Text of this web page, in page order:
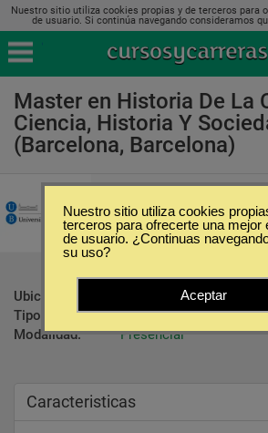
Nuestro sitio utiliza cookies propias y de terceros para
de usuario. Si continúa navegando consideramos
Master en Historia De La
Ciencia, Historia Y
(Barcelona, Barcelona)
Universidat de
Ubicación:
Barcelona - Barcelona
Tipo:
Maestrías
Modalidad:
Presencial
Caracteristicas
Nuestro sitio utiliza cookies
terceros para ofrecerte una mejor
de usuario. ¿Continuas
su uso?
Aceptar